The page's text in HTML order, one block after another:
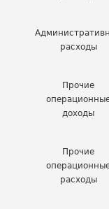
расходы
Прочие
доходы
Прочие
расходы